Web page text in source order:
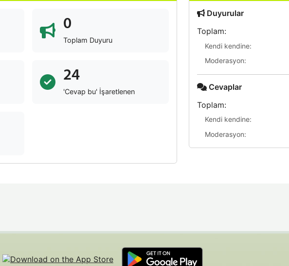
0
Toplam Duyuru
24
'Cevap bu' İşaretlenen
Duyurular
Toplam:
Kendi kendine:
Moderasyon:
Cevaplar
Toplam:
Kendi kendine:
Moderasyon: